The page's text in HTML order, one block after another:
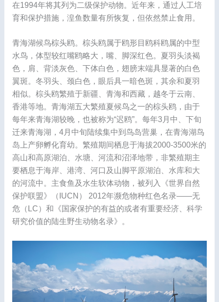
在1994年将其列为二级保护动物。近年来，通过人工培
育和保护措施，湟鱼数量有所恢复，但依然禁止食用。
青海湖候鸟棕头鸥。棕头鸥属于鸥形目鸥科鸥属的中型
水鸟，体型较红嘴鸥略大，嘴、脚深红色。夏羽头淡褐
色，肩、背淡灰色、下体白色，翅膀末端具显著的白色
翼斑。冬羽头、颈白色，眼后具一暗色斑，其余和夏羽
相似。棕头鸥繁殖于新疆、青海和西藏，越冬于云南、
香港等地。青海湖五大繁殖夏候鸟之一的棕头鸥，由于
每年来青海湖较晚，也被称为“迟鸥”。每年3月中、下旬
迁来青海湖，4月中旬陆续集中到鸟岛营巢，在青海湖鸟
岛上产卵孵化育幼。繁殖期间栖息于海拔2000-3500米的
高山和高原湖泊、水塘、河流和沼泽地带，非繁殖期主
要栖息于海岸、港湾、河口及山脚平原湖泊、水库和大
的河流中。主食鱼及水生软体动物，被列入《世界自然
保护联盟》（IUCN） 2012年濒危物种红色名录——无
危（LC）和《国家保护的有益的或者有重要经济、科学
研究价值的陆生野生动物名录》。